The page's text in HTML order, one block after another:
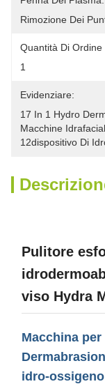
Rimozione Dei
Quantità Di Ordine
1
Evidenziare:
17 In 1 Hydro
Macchine
12dispositivo Di
Pulitore
viso Hydra
Macchina per
idro-